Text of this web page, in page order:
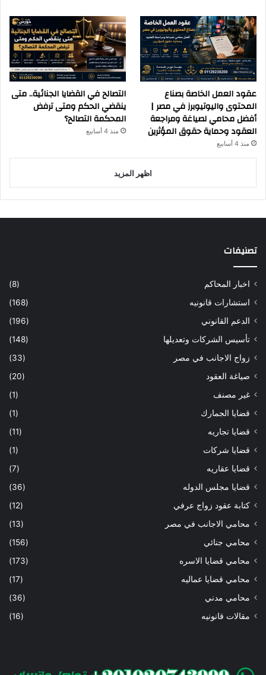
عقود العمل الخاصة بصناع
المحتوى واليوتيوبرز في مصر |
أفضل محامي لصياغة ومراجعة
العقود وحماية حقوق المؤثرين
منذ 4 أسابيع
التصالح في القضايا الجنائية.. متى
ينقضي الحكم ومتى ترفض
المحكمة التصالح؟
منذ 4 أسابيع
اظهر المزيد
تصنيفات
اخبار المحاكم
(8)
استشارات قانونيه
(168)
الدعم القانوني
(196)
تأسيس الشركات وتعديلها
(148)
زواج الاجانب في مصر
(33)
صياغة العقود
(20)
غير مصنف
(1)
قضايا الجمارك
(1)
قضايا تجاريه
(11)
قضايا شركات
(1)
قضايا عقاريه
(7)
قضايا مجلس الدوله
(36)
كتابة عقود زواج عرفي
(12)
محامي الاجانب في مصر
(13)
محامي جنائي
(156)
محامي قضايا الاسره
(173)
محامي قضايا عماليه
(17)
محامي مدني
(36)
مقالات قانونيه
(16)